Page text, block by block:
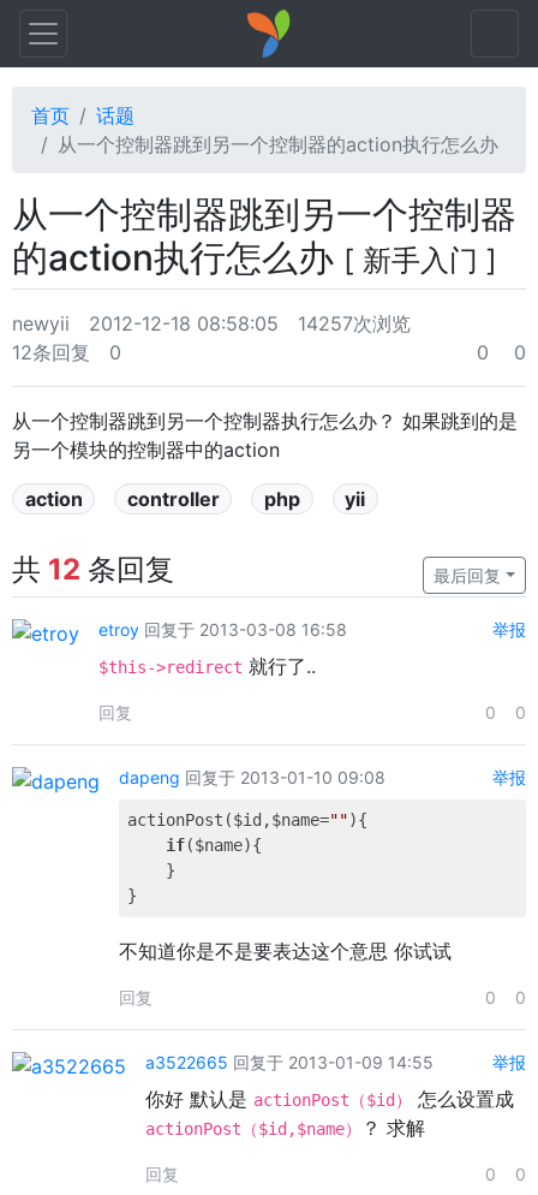
首页
话题
从一个控制器跳到另一个控制器的action执行怎么办
从一个控制器跳到另一个控制器
的action执行怎么办 [ 新手入门 ]
newyii 2012-12-18 08:58:05
14257次浏览
12条回复
0 0 0
从一个控制器跳到另一个控制器执行怎么办？ 如果跳到的是
另一个模块的控制器中的action
action controller php yii
共 12 条回复 最后回复
etroy 回复于 2013-03-08 16:58 举报
$this->redirect 就行了..
回复 0 0
dapeng 回复于 2013-01-10 09:08 举报
actionPost($id,$name=""){
if($name){
    }
不知道你是不是要表达这个意思 你试试
回复 0 0
a3522665 回复于 2013-01-09 14:55 举报
你好 默认是 actionPost（$id） 怎么设置成
actionPost（$id,$name） ？ 求解
回复 0 0